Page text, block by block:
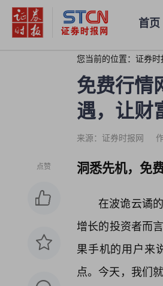
首页
您当前的位置： 证券时
免费行情
遇，让财
来源：证券时报网
点赞 洞悉先机，免
在波诡云谲
增长的投资者而
果手机的用户来
点。今天，我们